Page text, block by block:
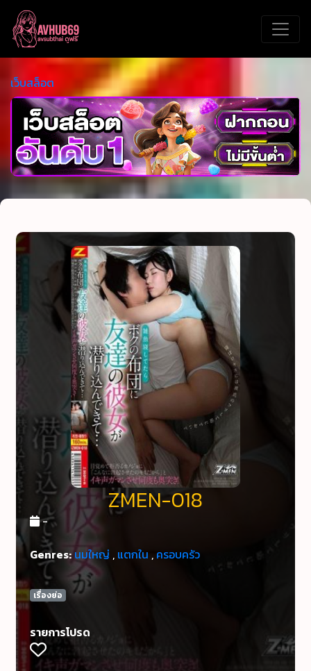
เว็บสล็อต
ZMEN-018
-
Genres: นมใหญ่ , แตกใน , ครอบครัว
เรื่องย่อ
รายการโปรด